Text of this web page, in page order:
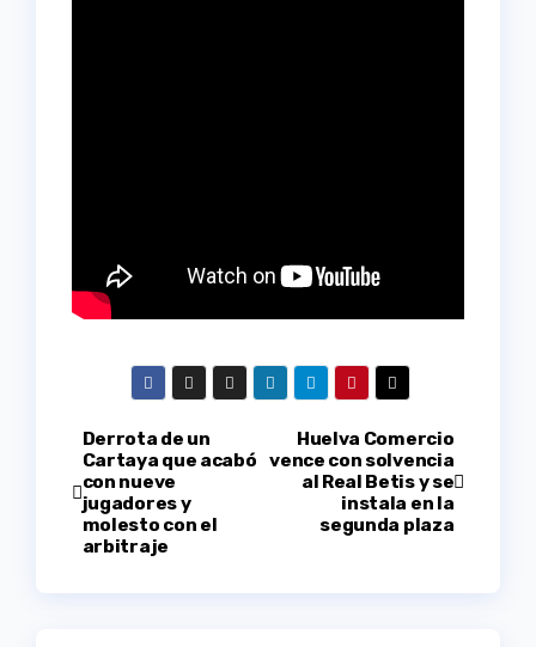
Navegación
de
entradas
Huelva Comercio
vence con solvencia
al Real Betis y se
instala en la
segunda plaza
Derrota de un
Cartaya que acabó
con nueve
jugadores y
molesto con el
arbitraje